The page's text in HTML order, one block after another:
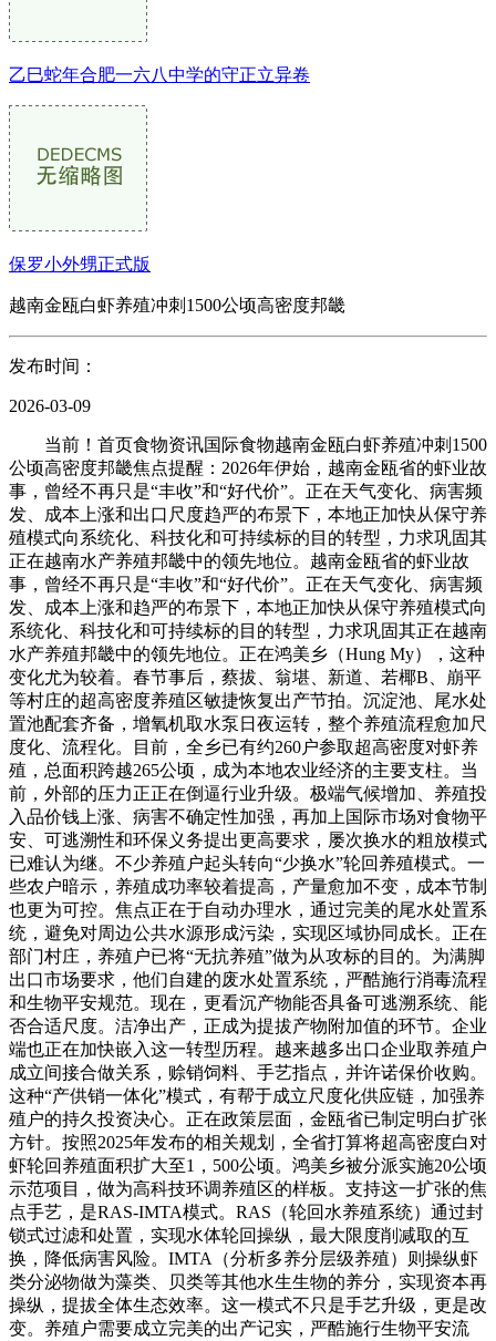
乙巳蛇年合肥一六八中学的守正立异卷
保罗小外甥正式版
越南金瓯白虾养殖冲刺1500公顷高密度邦畿
发布时间：
2026-03-09
当前！首页食物资讯国际食物越南金瓯白虾养殖冲刺1500
公顷高密度邦畿焦点提醒：2026年伊始，越南金瓯省的虾业故
事，曾经不再只是“丰收”和“好代价”。正在天气变化、病害频
发、成本上涨和出口尺度趋严的布景下，本地正加快从保守养
殖模式向系统化、科技化和可持续标的目的转型，力求巩固其
正在越南水产养殖邦畿中的领先地位。越南金瓯省的虾业故
事，曾经不再只是“丰收”和“好代价”。正在天气变化、病害频
发、成本上涨和趋严的布景下，本地正加快从保守养殖模式向
系统化、科技化和可持续标的目的转型，力求巩固其正在越南
水产养殖邦畿中的领先地位。正在鸿美乡（Hung My），这种
变化尤为较着。春节事后，蔡拔、翁堪、新道、若椰B、崩平
等村庄的超高密度养殖区敏捷恢复出产节拍。沉淀池、尾水处
置池配套齐备，增氧机取水泵日夜运转，整个养殖流程愈加尺
度化、流程化。目前，全乡已有约260户参取超高密度对虾养
殖，总面积跨越265公顷，成为本地农业经济的主要支柱。当
前，外部的压力正正在倒逼行业升级。极端气候增加、养殖投
入品价钱上涨、病害不确定性加强，再加上国际市场对食物平
安、可逃溯性和环保义务提出更高要求，屡次换水的粗放模式
已难认为继。不少养殖户起头转向“少换水”轮回养殖模式。一
些农户暗示，养殖成功率较着提高，产量愈加不变，成本节制
也更为可控。焦点正在于自动办理水，通过完美的尾水处置系
统，避免对周边公共水源形成污染，实现区域协同成长。正在
部门村庄，养殖户已将“无抗养殖”做为从攻标的目的。为满脚
出口市场要求，他们自建的废水处置系统，严酷施行消毒流程
和生物平安规范。现在，更看沉产物能否具备可逃溯系统、能
否合适尺度。洁净出产，正成为提拔产物附加值的环节。企业
端也正在加快嵌入这一转型历程。越来越多出口企业取养殖户
成立间接合做关系，赊销饲料、手艺指点，并许诺保价收购。
这种“产供销一体化”模式，有帮于成立尺度化供应链，加强养
殖户的持久投资决心。正在政策层面，金瓯省已制定明白扩张
方针。按照2025年发布的相关规划，全省打算将超高密度白对
虾轮回养殖面积扩大至1，500公顷。鸿美乡被分派实施20公顷
示范项目，做为高科技环调养殖区的样板。支持这一扩张的焦
点手艺，是RAS-IMTA模式。RAS（轮回水养殖系统）通过封
锁式过滤和处置，实现水体轮回操纵，最大限度削减取的互
换，降低病害风险。IMTA（分析多养分层级养殖）则操纵虾
类分泌物做为藻类、贝类等其他水生生物的养分，实现资本再
操纵，提拔全体生态效率。这一模式不只是手艺升级，更是改
变。养殖户需要成立完美的出产记实，严酷施行生物平安流